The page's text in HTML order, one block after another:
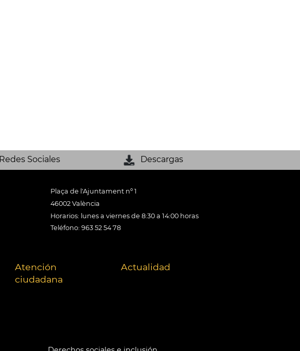
Redes Sociales Descargas
Plaça de l'Ajuntament nº 1
46002 València
Horarios: lunes a viernes de 8:30 a 14:00 horas
Teléfono: 963 52 54 78
Atención
ciudadana
Actualidad